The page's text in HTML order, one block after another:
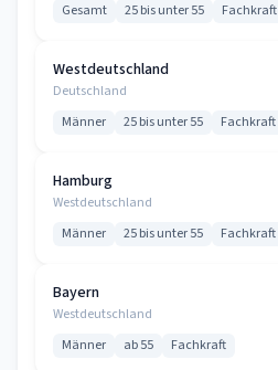
Gesamt 25 bis unter 55 Fachkraft
Westdeutschland
Deutschland
Männer 25 bis unter 55 Fachkraft
Hamburg
Westdeutschland
Männer 25 bis unter 55 Fachkraft
Bayern
Westdeutschland
Männer ab 55 Fachkraft